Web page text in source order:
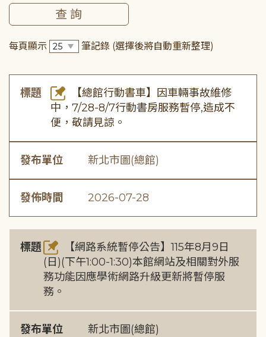
每頁顯示 筆記錄 (選擇後將自動重新整理)
標題
【總館行動書車】因車輛事故維修
中，7/28-8/7行動書房服務暫停,造成不
便，敬請見諒。
發布單位 新北市圖(總館)
發佈時間 2026-07-28
標題
【網路系統暫停公告】115年8月9日
(日)(下午1:00-1:30)本館網站及相關對外服
務功能因應學術網路升級更新將暫停服
務。
發布單位 新北市圖(總館)